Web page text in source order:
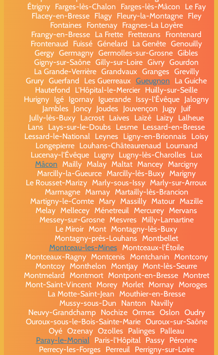
Étrigny
Farges-lès-Chalon Farges-lès-Mâcon
Le Fay
Flacey-en-Bresse
Flagy Fleury-la-Montagne
Fley
Fontaines
Fontenay
Fragnes-La Loyère
Frangy-en-Bresse La Frette Fretterans
Frontenard
Frontenaud
Fuissé Génelard La Genête Genouilly
Gergy Germagny Germolles-sur-Grosne Gibles
Gigny-sur-Saône Gilly-sur-Loire Givry Gourdon
La Grande-Verrière Grandvaux Granges Grevilly
Grury Guerfand Les Guerreaux Gueugnon
La Guiche
Hautefond
L'Hôpital-le-Mercier Huilly-sur-Seille
Hurigny Igé Igornay Iguerande Issy-l'Évêque Jalogny
Jambles
Joncy Joudes Jouvençon Jugy
Juif
Jully-lès-Buxy
Lacrost Laives Laizé Laizy
Lalheue
Lans
Lays-sur-le-Doubs Lesme Lessard-en-Bresse
Lessard-le-National
Leynes Ligny-en-Brionnais
Loisy
Longepierre
Louhans-Châteaurenaud
Lournand
Lucenay-l'Évêque
Lugny Lugny-lès-Charolles
Lux
Mâcon
Mailly Malay Maltat Mancey Marcigny
Marcilly-la-Gueurce Marcilly-lès-Buxy Marigny
Le Rousset-Marizy Marly-sous-Issy Marly-sur-Arroux
Marmagne
Marnay
Martailly-lès-Brancion
Martigny-le-Comte
Mary Massilly Matour
Mazille
Melay Mellecey Ménetreuil Mercurey Mervans
Messey-sur-Grosne
Mesvres
Milly-Lamartine
Le Miroir Mont Montagny-lès-Buxy
Montagny-près-Louhans
Montbellet
Montceau-les-Mines
Montceaux-l'Étoile
Montceaux-Ragny
Montcenis Montchanin
Montcony
Montcoy Monthelon Montjay Mont-lès-Seurre
Montmelard
Montmort Montpont-en-Bresse
Montret
Mont-Saint-Vincent Morey Morlet Mornay Moroges
La Motte-Saint-Jean
Mouthier-en-Bresse
Mussy-sous-Dun
Nanton
Navilly
Neuvy-Grandchamp
Nochize Ormes Oslon Oudry
Ouroux-sous-le-Bois-Sainte-Marie Ouroux-sur-Saône
Oyé Ozenay Ozolles Palinges
Palleau
Paray-le-Monial
Paris-l'Hôpital Passy
Péronne
Perrecy-les-Forges
Perreuil
Perrigny-sur-Loire